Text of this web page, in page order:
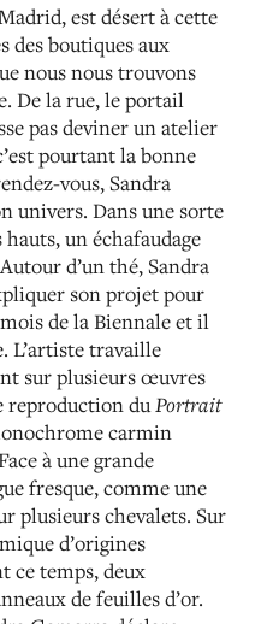
est désert à cette
des boutiques aux
nous nous trouvons
De la rue, le portail
pas deviner un atelier
pourtant la bonne
vous, Sandra
univers. Dans une sorte
un échafaudage
d’un thé, Sandra
son projet pour
de la Biennale et il
L’artiste travaille
sur plusieurs œuvres
reproduction duPortrait
carmin
à une grande
fresque, comme une
plusieurs chevalets. Sur
d’origines
ce temps, deux
de feuilles d’or.